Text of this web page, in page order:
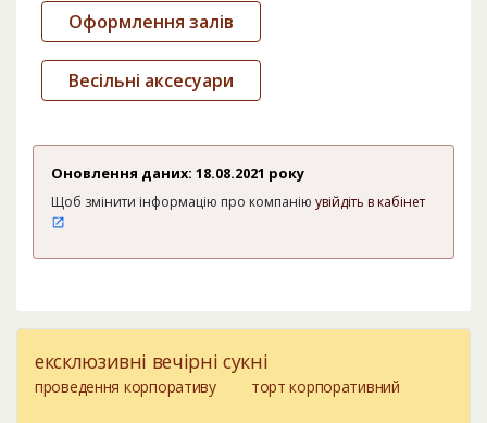
Оформлення залів
Весільні аксесуари
Оновлення даних: 18.08.2021 року
Щоб змінити інформацію про компанію увійдіть в кабінет
ексклюзивні вечірні сукні
проведення корпоративу торт корпоративний